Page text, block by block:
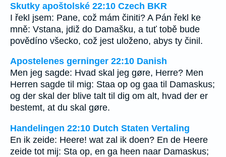
Skutky apoštolské 22:10 Czech BKR
I řekl jsem: Pane, což mám činiti? A Pán řekl ke
mně: Vstana, jdiž do Damašku, a tuť tobě bude
povědíno všecko, což jest uloženo, abys ty činil.
Apostelenes gerninger 22:10 Danish
Men jeg sagde: Hvad skal jeg gøre, Herre? Men
Herren sagde til mig: Staa op og gaa til Damaskus;
og der skal der blive talt til dig om alt, hvad der er
bestemt, at du skal gøre.
Handelingen 22:10 Dutch Staten Vertaling
En ik zeide: Heere! wat zal ik doen? En de Heere
zeide tot mij: Sta op, en ga heen naar Damaskus;